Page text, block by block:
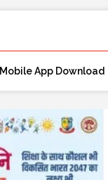
Mobile App Download